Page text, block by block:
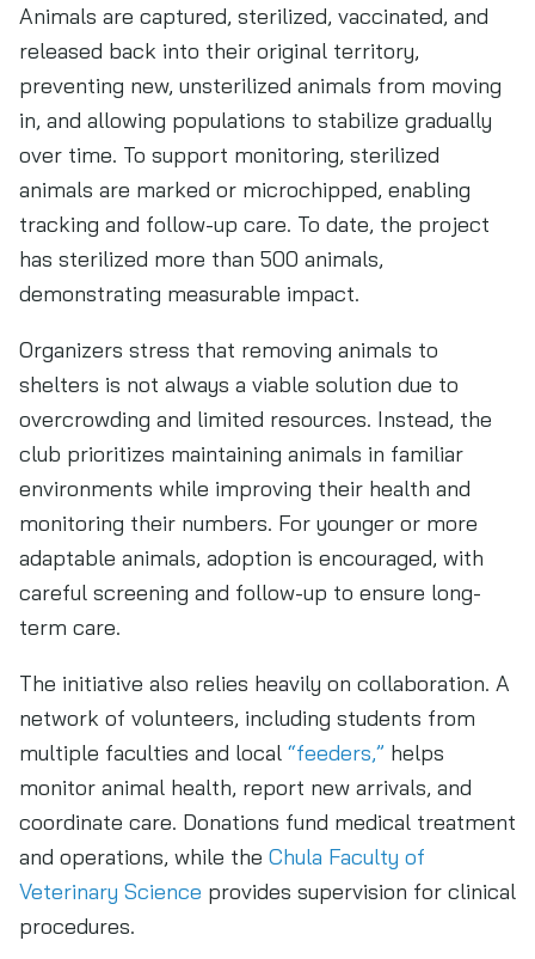
Animals are captured, sterilized, vaccinated, and
released back into their original territory,
preventing new, unsterilized animals from moving
in, and allowing populations to stabilize gradually
over time. To support monitoring, sterilized
animals are marked or microchipped, enabling
tracking and follow-up care. To date, the project
has sterilized more than 500 animals,
demonstrating measurable impact.
Organizers stress that removing animals to
shelters is not always a viable solution due to
overcrowding and limited resources. Instead, the
club prioritizes maintaining animals in familiar
environments while improving their health and
monitoring their numbers. For younger or more
adaptable animals, adoption is encouraged, with
careful screening and follow-up to ensure long-
term care.
The initiative also relies heavily on collaboration. A
network of volunteers, including students from
multiple faculties and local “feeders,” helps
monitor animal health, report new arrivals, and
coordinate care. Donations fund medical treatment
and operations, while the Chula Faculty of
Veterinary Science provides supervision for clinical
procedures.